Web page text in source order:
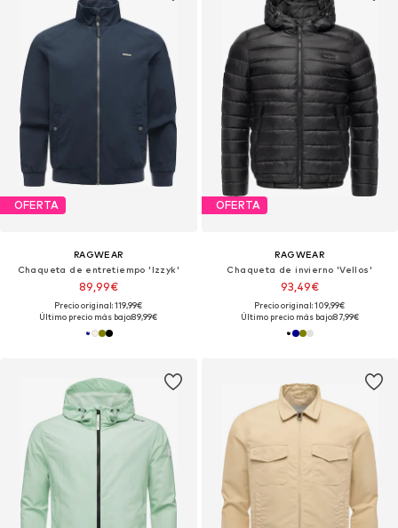
OFERTA
RAGWEAR
Chaqueta de entretiempo 'Izzyk'
89,99€
Precio original: 119,99€
Último precio más bajo:89,99€
OFERTA
RAGWEAR
Chaqueta de invierno 'Vellos'
93,49€
Precio original: 109,99€
Último precio más bajo:87,99€